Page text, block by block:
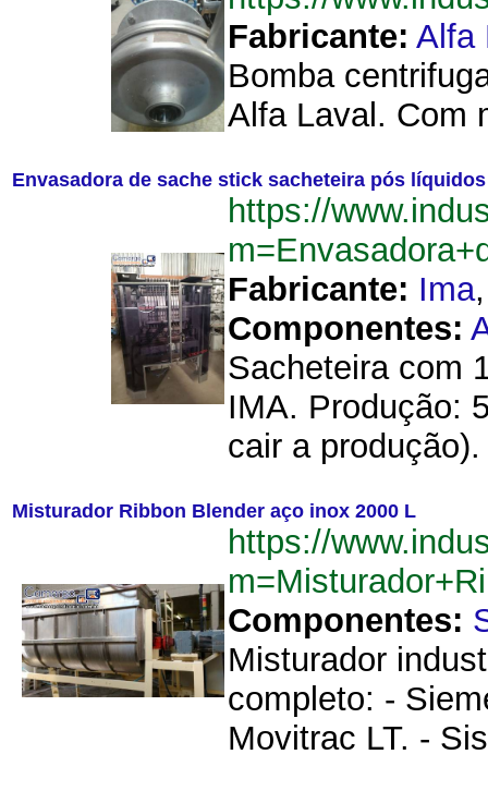
Fabricante: Alfa
Bomba
Alfa Laval. Com
Envasadora de sache stick sacheteira pós líquidos
https://
Fabricante: Ima
Componentes:
Sacheteira com
IMA. Produção:
cair a
Misturador Ribbon Blender aço inox 2000 L
https://
Componentes:
Misturador
completo: -
Movitrac LT. -